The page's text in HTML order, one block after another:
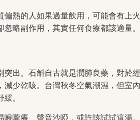
熱的人如果過量飲用，可能會有上
略副作用，其實任何食療都該適量。
出。石斛自古就是潤肺良藥，對於
少乾咳。台灣秋冬空氣潮濕，但室
。
嚨癢、聲音沙啞，或許該試試這湯